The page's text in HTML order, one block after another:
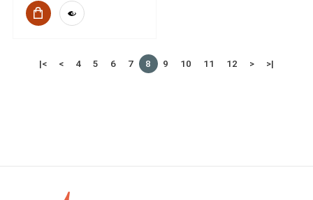
|< < 4 5 6 7 8 9 10 11 12 > >|